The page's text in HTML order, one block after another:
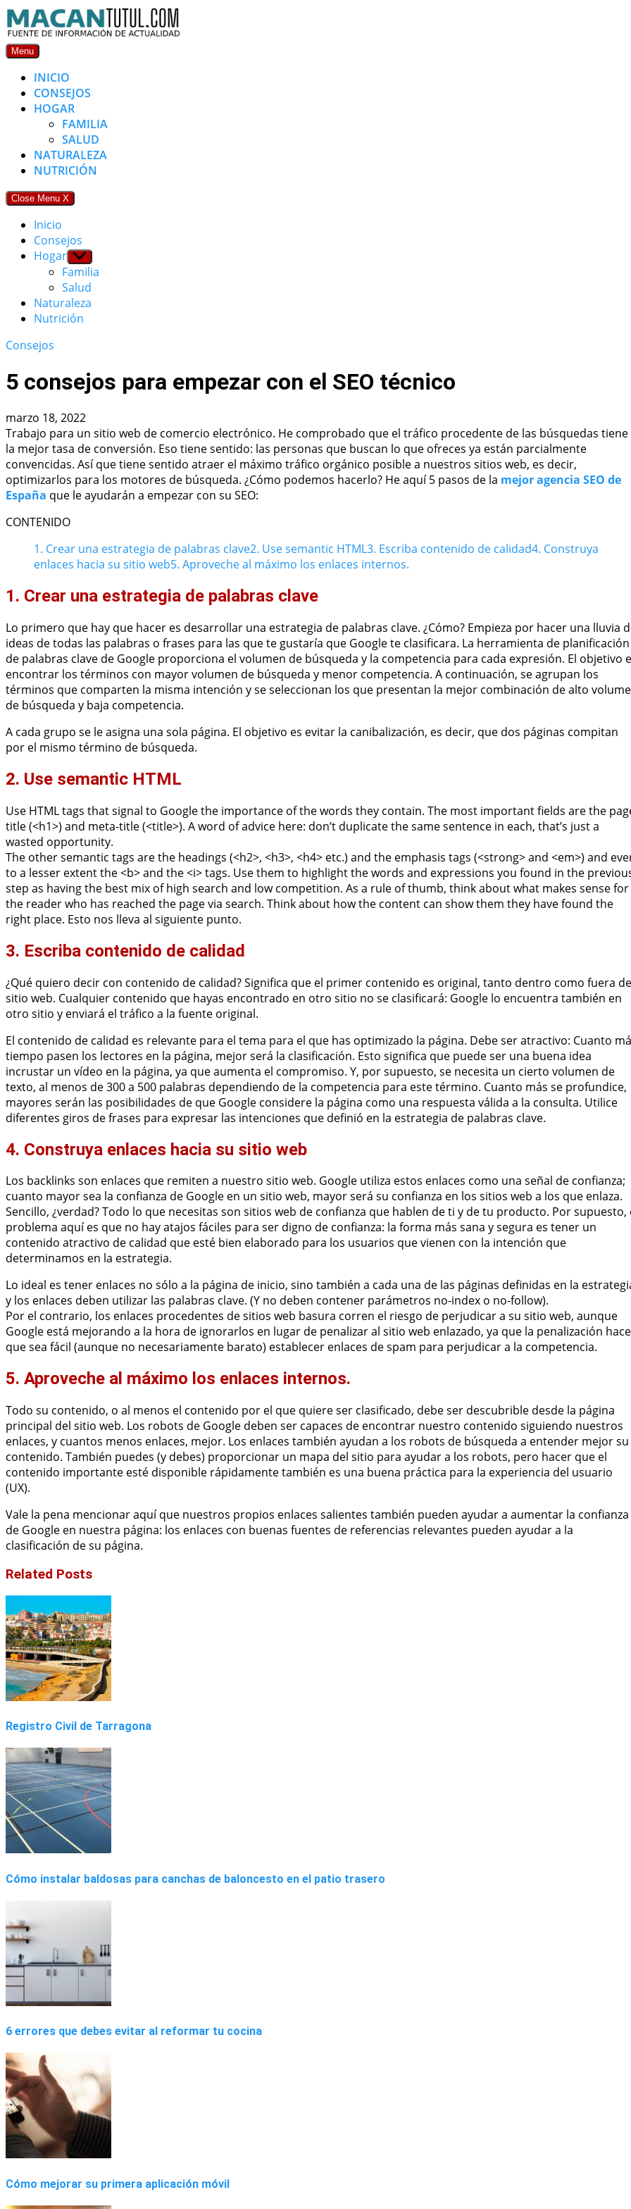
Skip
to
content
Menu
INICIO
CONSEJOS
HOGAR
FAMILIA
SALUD
NATURALEZA
NUTRICIÓN
Close Menu X
Inicio
Consejos
Hogar Show
sub
menu
Familia
Salud
Naturaleza
Nutrición
Consejos
5 consejos para empezar con el SEO técnico
marzo 18, 2022
Trabajo para un sitio web de comercio electrónico. He comprobado que el tráfico procedente de las búsquedas tiene
la mejor tasa de conversión. Eso tiene sentido: las personas que buscan lo que ofreces ya están parcialmente
convencidas. Así que tiene sentido atraer el máximo tráfico orgánico posible a nuestros sitios web, es decir,
optimizarlos para los motores de búsqueda. ¿Cómo podemos hacerlo? He aquí 5 pasos de la mejor agencia SEO de
España que le ayudarán a empezar con su SEO:
CONTENIDO
1. Crear una estrategia de palabras clave2. Use semantic HTML3. Escriba contenido de calidad4. Construya
enlaces hacia su sitio web5. Aproveche al máximo los enlaces internos.
1. Crear una estrategia de palabras clave
Lo primero que hay que hacer es desarrollar una estrategia de palabras clave. ¿Cómo? Empieza por hacer una lluvia
ideas de todas las palabras o frases para las que te gustaría que Google te clasificara. La herramienta de planificación
de palabras clave de Google proporciona el volumen de búsqueda y la competencia para cada expresión. El objetivo
encontrar los términos con mayor volumen de búsqueda y menor competencia. A continuación, se agrupan los
términos que comparten la misma intención y se seleccionan los que presentan la mejor combinación de alto
de búsqueda y baja competencia.
A cada grupo se le asigna una sola página. El objetivo es evitar la canibalización, es decir, que dos páginas compitan
por el mismo término de búsqueda.
2. Use semantic HTML
Use HTML tags that signal to Google the importance of the words they contain. The most important fields are the
title (<h1>) and meta-title (<title>). A word of advice here: don’t duplicate the same sentence in each, that’s just a
wasted opportunity.
The other semantic tags are the headings (<h2>, <h3>, <h4> etc.) and the emphasis tags (<strong> and <em>) and
to a lesser extent the <b> and the <i> tags. Use them to highlight the words and expressions you found in the
step as having the best mix of high search and low competition. As a rule of thumb, think about what makes sense for
the reader who has reached the page via search. Think about how the content can show them they have found the
right place. Esto nos lleva al siguiente punto.
3. Escriba contenido de calidad
¿Qué quiero decir con contenido de calidad? Significa que el primer contenido es original, tanto dentro como fuera
sitio web. Cualquier contenido que hayas encontrado en otro sitio no se clasificará: Google lo encuentra también en
otro sitio y enviará el tráfico a la fuente original.
El contenido de calidad es relevante para el tema para el que has optimizado la página. Debe ser atractivo: Cuanto
tiempo pasen los lectores en la página, mejor será la clasificación. Esto significa que puede ser una buena idea
incrustar un vídeo en la página, ya que aumenta el compromiso. Y, por supuesto, se necesita un cierto volumen de
texto, al menos de 300 a 500 palabras dependiendo de la competencia para este término. Cuanto más se profundice,
mayores serán las posibilidades de que Google considere la página como una respuesta válida a la consulta. Utilice
diferentes giros de frases para expresar las intenciones que definió en la estrategia de palabras clave.
4. Construya enlaces hacia su sitio web
Los backlinks son enlaces que remiten a nuestro sitio web. Google utiliza estos enlaces como una señal de confianza;
cuanto mayor sea la confianza de Google en un sitio web, mayor será su confianza en los sitios web a los que enlaza.
Sencillo, ¿verdad? Todo lo que necesitas son sitios web de confianza que hablen de ti y de tu producto. Por supuesto,
problema aquí es que no hay atajos fáciles para ser digno de confianza: la forma más sana y segura es tener un
contenido atractivo de calidad que esté bien elaborado para los usuarios que vienen con la intención que
determinamos en la estrategia.
Lo ideal es tener enlaces no sólo a la página de inicio, sino también a cada una de las páginas definidas en la
y los enlaces deben utilizar las palabras clave. (Y no deben contener parámetros no-index o no-follow).
Por el contrario, los enlaces procedentes de sitios web basura corren el riesgo de perjudicar a su sitio web, aunque
Google está mejorando a la hora de ignorarlos en lugar de penalizar al sitio web enlazado, ya que la penalización hace
que sea fácil (aunque no necesariamente barato) establecer enlaces de spam para perjudicar a la competencia.
5. Aproveche al máximo los enlaces internos.
Todo su contenido, o al menos el contenido por el que quiere ser clasificado, debe ser descubrible desde la página
principal del sitio web. Los robots de Google deben ser capaces de encontrar nuestro contenido siguiendo nuestros
enlaces, y cuantos menos enlaces, mejor. Los enlaces también ayudan a los robots de búsqueda a entender mejor su
contenido. También puedes (y debes) proporcionar un mapa del sitio para ayudar a los robots, pero hacer que el
contenido importante esté disponible rápidamente también es una buena práctica para la experiencia del usuario
(UX).
Vale la pena mencionar aquí que nuestros propios enlaces salientes también pueden ayudar a aumentar la confianza
de Google en nuestra página: los enlaces con buenas fuentes de referencias relevantes pueden ayudar a la
clasificación de su página.
Related Posts
Registro Civil de Tarragona
Cómo instalar baldosas para canchas de baloncesto en el patio trasero
6 errores que debes evitar al reformar tu cocina
Cómo mejorar su primera aplicación móvil